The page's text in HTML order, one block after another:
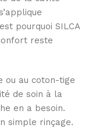
pourquoi SILCA
reste
ou au coton-tige
de soin à la
en a besoin.
simple rinçage.